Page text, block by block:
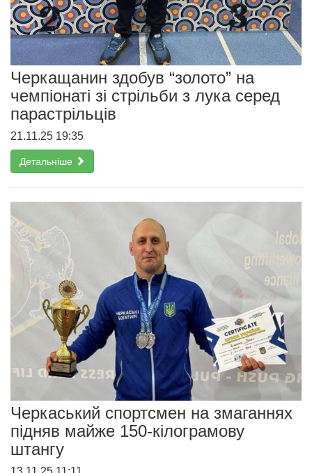
Черкащанин здобув “золото” на
чемпіонаті зі стрільби з лука серед
парастрільців
21.11.25 19:35
Детальніше
Черкаський спортсмен на змаганнях
підняв майже 150-кілограмову
штангу